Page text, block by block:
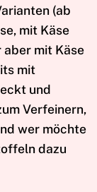
(ab
mit Käse
mit Käse
mit
und
Verfeinern,
wer möchte
dazu